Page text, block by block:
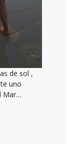
de sol ,
uno
Mar…